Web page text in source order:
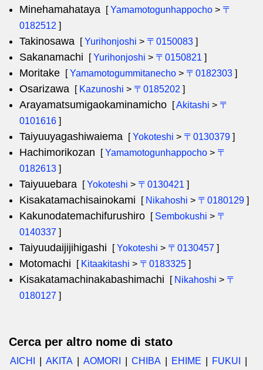
Minehamahataya [Yamamotogunhappocho > 〒
0182512 ]
Takinosawa [Yurihonjoshi > 〒0150083 ]
Sakanamachi [Yurihonjoshi > 〒0150821 ]
Moritake [Yamamotogummitanecho > 〒0182303 ]
Osarizawa [ Kazunoshi > 〒0185202 ]
Arayamatsumigaokaminamicho [Akitashi > 〒
0101616 ]
Taiyuuyagashiwaiema [Yokoteshi > 〒0130379 ]
Hachimorikozan [Yamamotogunhappocho > 〒
0182613 ]
Taiyuuebara [Yokoteshi > 〒0130421 ]
Kisakatamachisainokami [ Nikahoshi > 〒0180129 ]
Kakunodatemachifurushiro [ Sembokushi > 〒
0140337 ]
Taiyuudaijijihigashi [Yokoteshi > 〒0130457 ]
Motomachi [ Kitaakitashi > 〒0183325 ]
Kisakatamachinakabashimachi [ Nikahoshi > 〒
0180127 ]
Cerca per altro nome di stato
AICHI AKITA AOMORI CHIBA EHIME
FUKUI